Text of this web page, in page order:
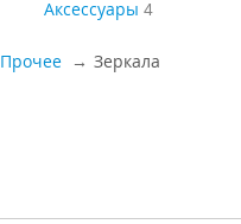
Аксессуары 4
Прочее Зеркала